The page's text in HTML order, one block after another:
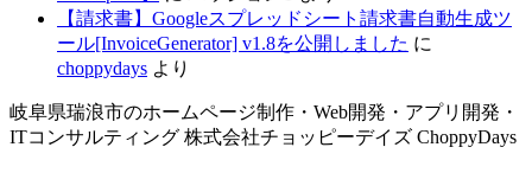
【請求書】Googleスプレッドシート請求書自動生成ツ
ール[InvoiceGenerator] v1.8を公開しました に
choppydays より
岐阜県瑞浪市のホームページ制作・Web開発・アプリ開発・
ITコンサルティング 株式会社チョッピーデイズ ChoppyDays